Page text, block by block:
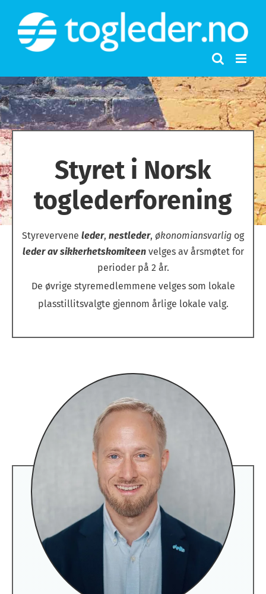
content
Styret i Norsk
toglederforening
Styrevervene leder, nestleder, økonomiansvarlig og
leder av sikkerhetskomiteen velges av årsmøtet for
perioder på 2 år.
De øvrige styremedlemmene velges som lokale
plasstillitsvalgte gjennom årlige lokale valg.